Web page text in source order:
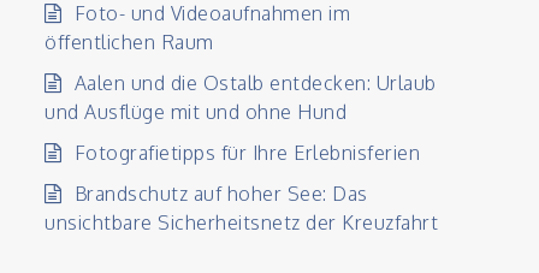
Foto- und Videoaufnahmen im
öffentlichen Raum
Aalen und die Ostalb entdecken: Urlaub
und Ausflüge mit und ohne Hund
Fotografietipps für Ihre Erlebnisferien
Brandschutz auf hoher See: Das
unsichtbare Sicherheitsnetz der Kreuzfahrt